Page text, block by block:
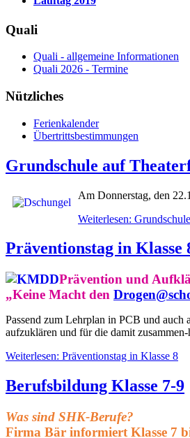
Quali
Quali - allgemeine Informationen
Quali 2026 - Termine
Nützliches
Ferienkalender
Übertrittsbestimmungen
Grundschule auf
Am Donnerstag, den
Weiterlesen:
Präventionstag in Klasse
Prävention und
„Keine Macht den
Passend zum Lehrplan in PCB und
aufzuklären und für die damit
Weiterlesen: Präventionstag in Klasse 8
Berufsbildung Klasse 7-9
Was sind SHK-Berufe?
Firma Bär informiert Klasse 7